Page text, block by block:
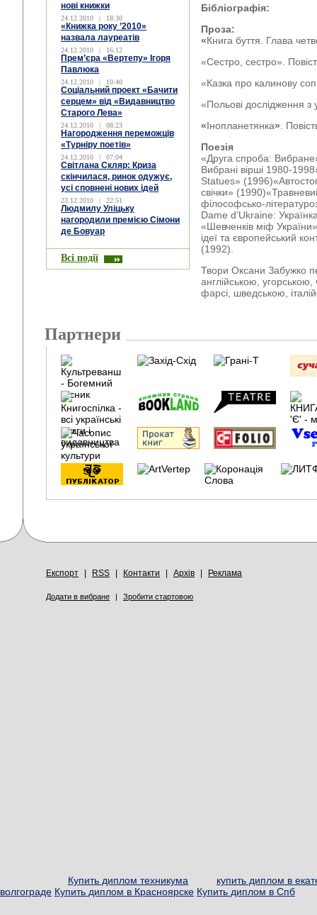
нові книжки
24.12.2010 | 18:30
«Книжка року ’2010»
назвала лауреатів
24.12.2010 | 16:12
Прем’єра «Вертепу» Ігоря
Павлюка
24.12.2010 | 10:40
Соціальний проект «Бачити
серцем» від «Видавництво
Старого Лева»
24.12.2010 | 08:23
Нагородження переможців
«Турніру поетів»
24.12.2010 | 07:04
Світлана Скляр: Криза
скінчилася, ринок одужує,
усі сповнені нових ідей
23.12.2010 | 22:51
Людмилу Уліцьку
нагородили премією Сімони
де Бовуар
Всі події
Бібліографія:
Проза:
«Книга буття. Глава
«Сестро, сестро».
«Казка про калинову
«Польові дослідження з
«Інопланетянка» .
Поезія
«Друга спроба:
Вибрані вірші 1980-
Statues»
свічки»
філософсько-
Dame d’Ukraine:
«Шевченків міф
ідеї та європейський
(1992).
Твори Оксани Забужко
англійською,
фарсі, шведською,
Партнери
Експорт RSS Контакти Архів Реклама
Додати в вибране | Зробити стартовою
Купить диплом техникума
купить диплом в
волгограде Купить диплом в Красноярске Купить диплом в Спб